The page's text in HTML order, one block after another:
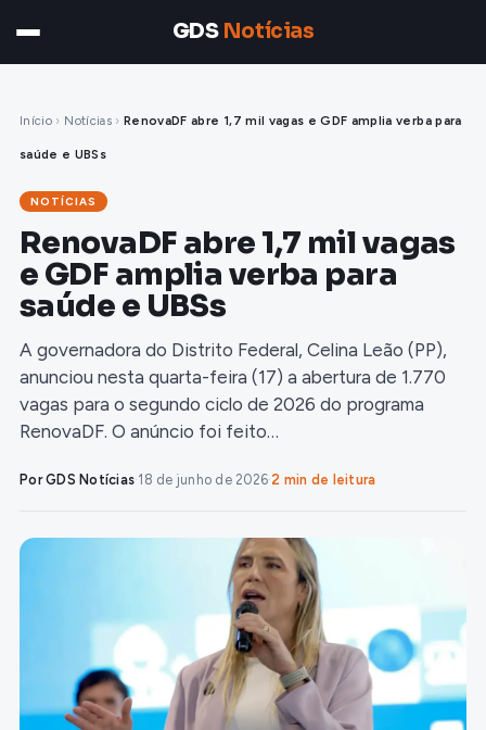
GDS Notícias
Início › Notícias › RenovaDF abre 1,7 mil vagas e GDF amplia verba para
saúde e UBSs
NOTÍCIAS
RenovaDF abre 1,7 mil vagas
e GDF amplia verba para
saúde e UBSs
A governadora do Distrito Federal, Celina Leão (PP),
anunciou nesta quarta-feira (17) a abertura de 1.770
vagas para o segundo ciclo de 2026 do programa
RenovaDF. O anúncio foi feito…
Por GDS Notícias·18 de junho de 2026·2 min de leitura